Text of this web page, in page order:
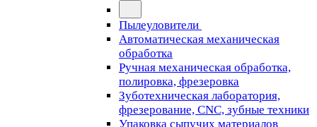
Пылеуловители
Автоматическая механическая
обработка
Ручная механическая обработка,
полировка, фрезеровка
Зуботехническая лаборатория,
фрезерование, CNC, зубные техники
Упаковка сыпучих материалов